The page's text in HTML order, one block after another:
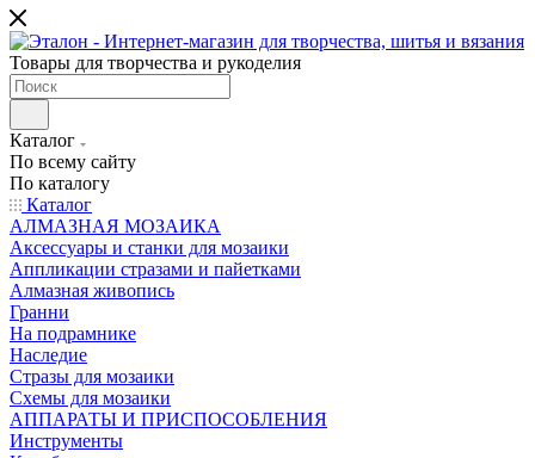
Товары для творчества и рукоделия
Каталог
По всему сайту
По каталогу
Каталог
АЛМАЗНАЯ МОЗАИКА
Аксессуары и станки для мозаики
Аппликации стразами и пайетками
Алмазная живопись
Гранни
На подрамнике
Наследие
Стразы для мозаики
Схемы для мозаики
АППАРАТЫ И ПРИСПОСОБЛЕНИЯ
Инструменты